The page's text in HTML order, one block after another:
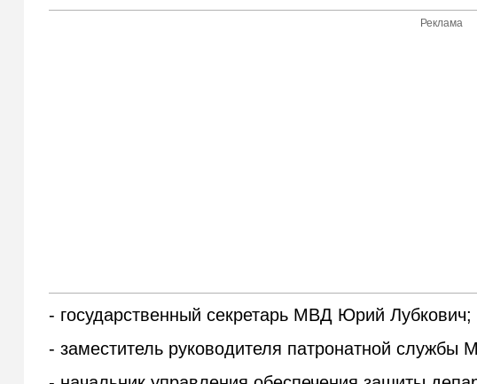
Реклама
- государственный секретарь МВД Юрий Лубкович;
- заместитель руководителя патронатной службы